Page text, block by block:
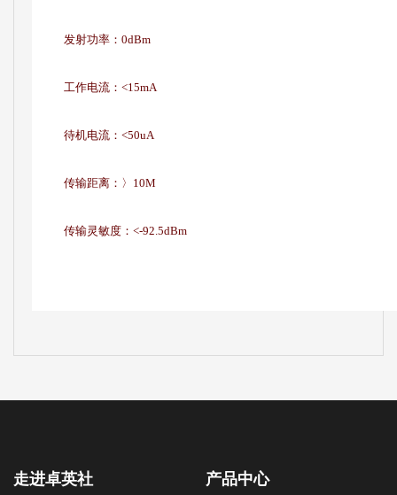
发射功率：0dBm
工作电流：<15mA
待机电流：<50uA
传输距离：〉10M
传输灵敏度：<-92.5dBm
走进卓英社 产品中心